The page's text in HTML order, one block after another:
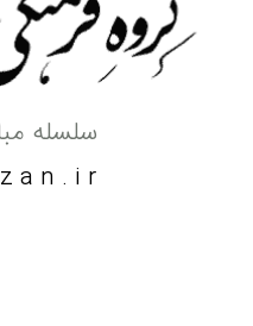
سلسله